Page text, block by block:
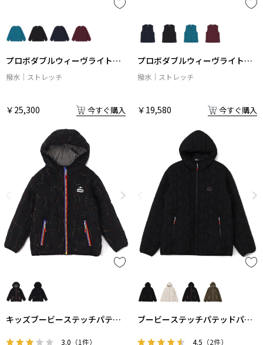
プロボダブルウィーヴライトダ
ウンジャケット
撥水 ストレッチ
￥25,300 今すぐ購入
プロボダブルウィーヴライトダ
ウンベスト
撥水 ストレッチ
￥19,580 今すぐ購入
キッズブービーステッチパテッ
3.0 （1件）
ブービーステッチパテッドパー
4.5 （2件）